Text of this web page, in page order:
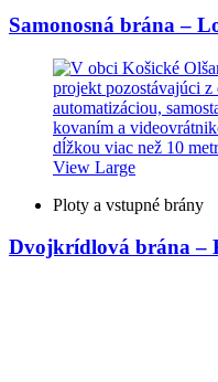
Samonosná brána –
View Large
Ploty a vstupné brány
Dvojkrídlová brána –